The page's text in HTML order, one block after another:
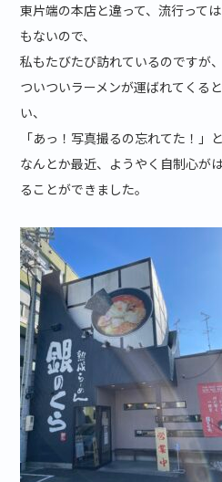
東片端の本店と違って、流行って
もないので、
私もたびたび訪れているのですが、
ついついラーメンが運ばれてくる
い、
「あっ！写真撮るの忘れてた！」
なんとか最近、ようやく自制心が
ることができました。